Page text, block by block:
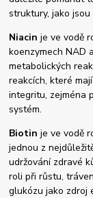
struktury, jako
Niacin je ve vodě
koenzymech NAD
metabolických
reakcích, které
integritu, zejména
systém.
Biotin je ve vodě
jednou z
udržování zdravé
roli při růstu,
glukózu jako zdroj